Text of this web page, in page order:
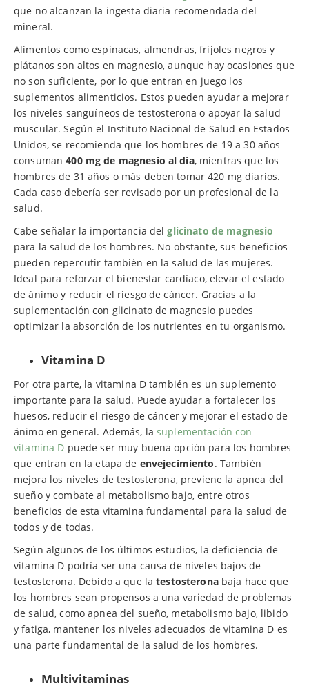
que no alcanzan la ingesta diaria recomendada del
mineral.
Alimentos como espinacas, almendras, frijoles negros y
plátanos son altos en magnesio, aunque hay ocasiones que
no son suficiente, por lo que entran en juego los
suplementos alimenticios. Estos pueden ayudar a mejorar
los niveles sanguíneos de testosterona o apoyar la salud
muscular. Según el Instituto Nacional de Salud en Estados
Unidos, se recomienda que los hombres de 19 a 30 años
consuman400 mg de magnesio al día, mientras que los
hombres de 31 años o más deben tomar 420 mg diarios.
Cada caso debería ser revisado por un profesional de la
salud.
Cabe señalar la importancia delglicinato de magnesio
para la salud de los hombres. No obstante, sus beneficios
pueden repercutir también en la salud de las mujeres.
Ideal para reforzar el bienestar cardíaco, elevar el estado
de ánimo y reducir el riesgo de cáncer. Gracias a la
suplementación con glicinato de magnesio puedes
optimizar la absorción de los nutrientes en tu organismo.
Vitamina D
Por otra parte, la vitamina D también es un suplemento
importante para la salud. Puede ayudar a fortalecer los
huesos, reducir el riesgo de cáncer y mejorar el estado de
ánimo en general. Además, lasuplementación con
vitamina D puede ser muy buena opción para los hombres
que entran en la etapa de envejecimiento. También
mejora los niveles de testosterona, previene la apnea del
sueño y combate al metabolismo bajo, entre otros
beneficios de esta vitamina fundamental para la salud de
todos y de todas.
Según algunos de los últimos estudios, la deficiencia de
vitamina D podría ser una causa de niveles bajos de
testosterona. Debido a que latestosteronabaja hace que
los hombres sean propensos a una variedad de problemas
de salud, como apnea del sueño, metabolismo bajo, libido
y fatiga, mantener los niveles adecuados de vitamina D es
una parte fundamental de la salud de los hombres.
Multivitaminas